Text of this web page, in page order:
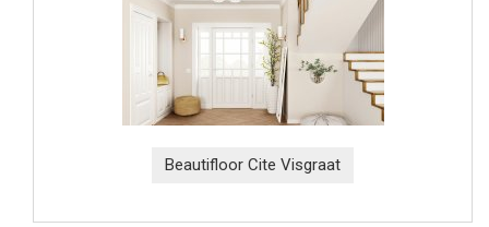
Beautifloor Cite Visgraat